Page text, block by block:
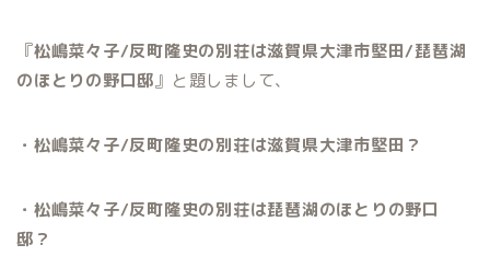
『松嶋菜々子/反町隆史の別荘は滋賀県大津市堅田/琵琶湖
のほとりの野口邸』と題しまして、
・松嶋菜々子/反町隆史の別荘は滋賀県大津市堅田？
・松嶋菜々子/反町隆史の別荘は琵琶湖のほとりの野口
邸？